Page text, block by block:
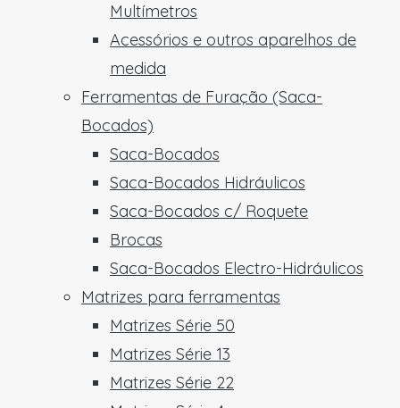
Multímetros
Acessórios e outros aparelhos de
medida
Ferramentas de Furação (Saca-
Bocados)
Saca-Bocados
Saca-Bocados Hidráulicos
Saca-Bocados c/ Roquete
Brocas
Saca-Bocados Electro-Hidráulicos
Matrizes para ferramentas
Matrizes Série 50
Matrizes Série 13
Matrizes Série 22